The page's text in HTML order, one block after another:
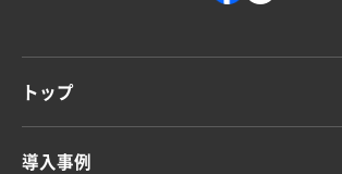
トップ
導入事例